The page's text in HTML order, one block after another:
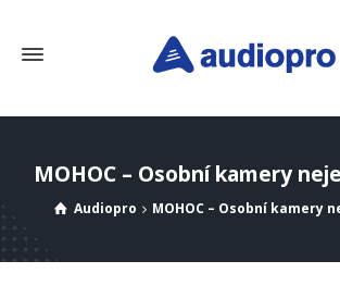
MOHOC – Osobní kamery
Audiopro MOHOC – Osobní kamery